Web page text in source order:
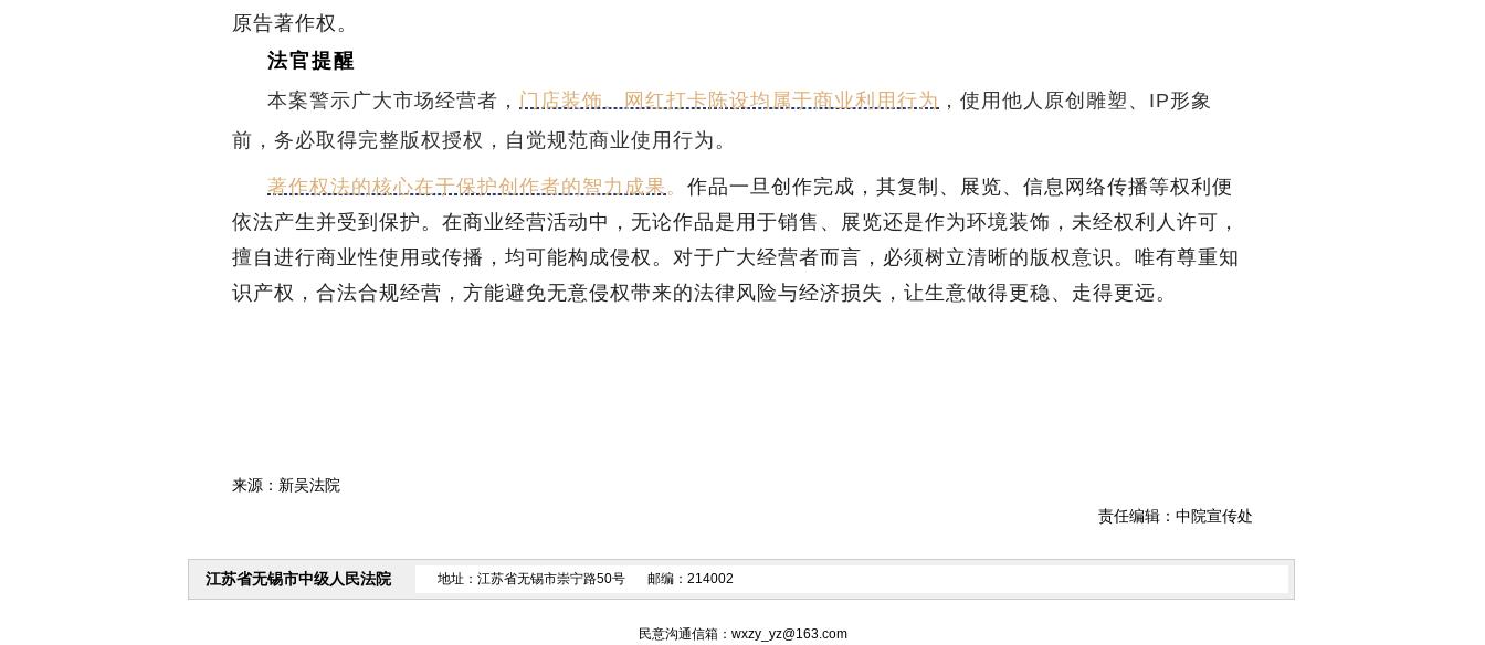
原告著作权。
法官提醒
本案警示广大市场经营者， 门店装饰、网红打卡陈设均属于商业利用行为 ，使用他人原创雕塑、IP形象
前，务必取得完整版权授权，自觉规范商业使用行为。
著作权法的核心在于保护创作者的智力成果 。 作品一旦创作完成，其复制、展览、信息网络传播等权利便
依法产生并受到保护。在商业经营活动中，无论作品是用于销售、展览还是作为环境装饰，未经权利人许可，
擅自进行商业性使用或传播，均可能构成侵权。对于广大经营者而言，必须树立清晰的版权意识。唯有尊重知
识产权，合法合规经营，方能避免无意侵权带来的法律风险与经济损失，让生意做得更稳、走得更远。
来源：新吴法院
责任编辑：中院宣传处
江苏省无锡市中级人民法院 地址：江苏省无锡市崇宁路50号 邮编：214002
民意沟通信箱： wxzy_yz@163.com